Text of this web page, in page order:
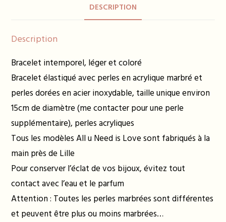
DESCRIPTION
Description
Bracelet intemporel, léger et coloré
Bracelet élastiqué avec perles en acrylique marbré et
perles dorées en acier inoxydable, taille unique environ
15cm de diamètre (me contacter pour une perle
supplémentaire), perles acryliques
Tous les modèles All u Need is Love sont fabriqués à la
main près de Lille
Pour conserver l’éclat de vos bijoux, évitez tout
contact avec l’eau et le parfum
Attention : Toutes les perles marbrées sont différentes
et peuvent être plus ou moins marbrées…